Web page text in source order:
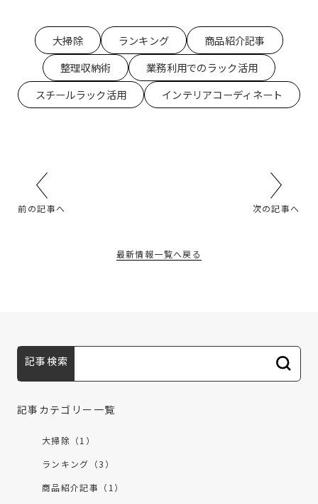
大掃除 ランキング
商品紹介記事
整理収納術
業務利用でのラック活用
スチールラック活用
インテリアコーディネート
前の記事へ
最新情報一覧へ戻る
次の記事へ
記事検索
記事カテゴリー一覧
大掃除（1）
ランキング（3）
商品紹介記事（1）